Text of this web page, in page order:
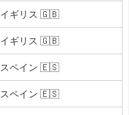
イギリス 🇬🇧
イギリス 🇬🇧
スペイン 🇪🇸
スペイン 🇪🇸